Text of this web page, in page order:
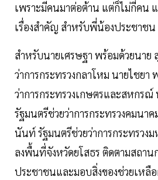
เพราะมีคนมาต่อต้าน แต่ก็ไม่กี่คน
เรื่องสำคัญ สำหรับพี่น้องประชาชน
สำหรับนายเศรษฐา พร้อมด้วยนาย
ว่าการกระทรวงกลาโหม นายไชยา
ว่าการกระทรวงเกษตรและสหกร
รัฐมนตรีช่วยว่าการกระทรวงคมนา
นันท์ รัฐมนตรีช่วยว่าการกระทรวง
ลงพื้นที่จังหวัดยโสธร ติดตามสถา
ประชาชนและมอบสิ่งของช่วยเหลื